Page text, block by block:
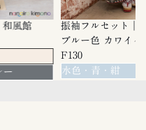
振袖フルセット｜ターコイズ
ブルー色 カワイイ古典柄
水色・青・紺